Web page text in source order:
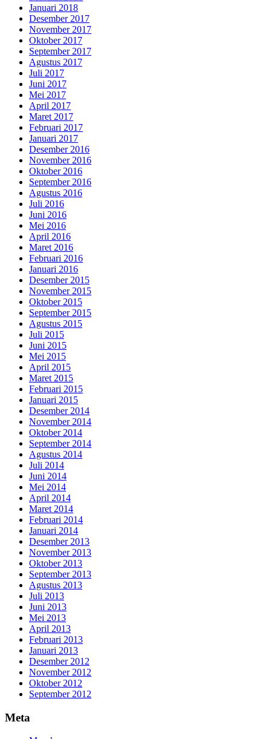
Januari 2018
Desember 2017
November 2017
Oktober 2017
September 2017
Agustus 2017
Juli 2017
Juni 2017
Mei 2017
April 2017
Maret 2017
Februari 2017
Januari 2017
Desember 2016
November 2016
Oktober 2016
September 2016
Agustus 2016
Juli 2016
Juni 2016
Mei 2016
April 2016
Maret 2016
Februari 2016
Januari 2016
Desember 2015
November 2015
Oktober 2015
September 2015
Agustus 2015
Juli 2015
Juni 2015
Mei 2015
April 2015
Maret 2015
Februari 2015
Januari 2015
Desember 2014
November 2014
Oktober 2014
September 2014
Agustus 2014
Juli 2014
Juni 2014
Mei 2014
April 2014
Maret 2014
Februari 2014
Januari 2014
Desember 2013
November 2013
Oktober 2013
September 2013
Agustus 2013
Juli 2013
Juni 2013
Mei 2013
April 2013
Februari 2013
Januari 2013
Desember 2012
November 2012
Oktober 2012
September 2012
Meta